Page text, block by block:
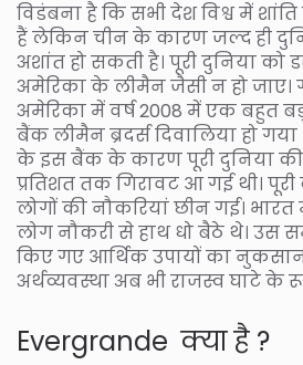
विडंबना है कि सभी देश विश्व में
हैं लेकिन चीन के कारण जल्द ही
अशांत हो सकती है। पूरी दुनिया को
अमेरिका के लीमैन जैसी न हो जाए।
अमेरिका में वर्ष 2008 में एक बहुत
बैंक लीमैन ब्रदर्स दिवालिया हो
के इस बैंक के कारण पूरी दुनिया की
प्रतिशत तक गिरावट आ गई थी।
लोगों की नौकरियां छीन गई।
लोग नौकरी से हाथ धो बैठे थे। उस
किए गए आर्थिक उपायों का
अर्थव्यवस्था अब भी राजस्व घाटे के
Evergrande क्या है ?